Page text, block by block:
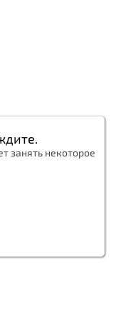
занять некоторое